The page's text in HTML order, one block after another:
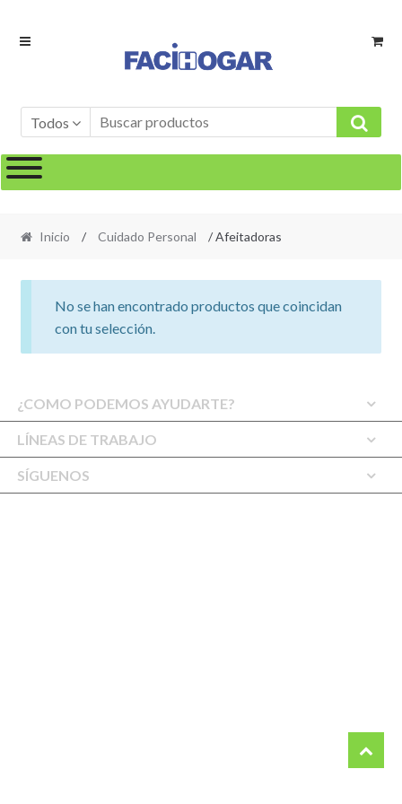
Ir
Ir
Todos
Inicio / Cuidado Personal / Afeitadoras
No se han encontrado productos que coincidan
con tu selección.
¿COMO PODEMOS AYUDARTE?
LÍNEAS DE TRABAJO
SÍGUENOS